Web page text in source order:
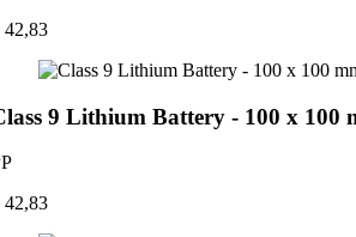
42,83
9 Lithium Battery - 100 x 100
42,83